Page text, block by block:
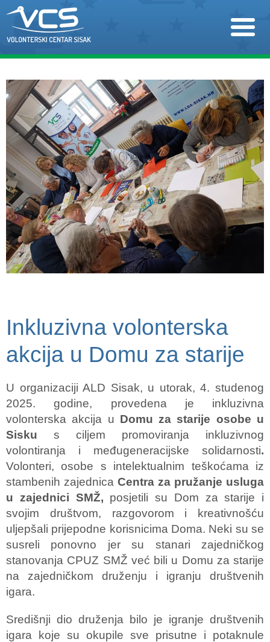
Inkluzivna volonterska
akcija u Domu za starije
U organizaciji ALD Sisak, u utorak, 4. studenog
2025. godine, provedena je inkluzivna
volonterska akcija u Domu za starije osobe u
Sisku s ciljem promoviranja inkluzivnog
volontiranja i međugeneracijske solidarnosti.
Volonteri, osobe s intelektualnim teškoćama iz
stambenih zajednica Centra za pružanje usluga
u zajednici SMŽ, posjetili su Dom za starije i
svojim društvom, razgovorom i kreativnošću
uljepšali prijepodne korisnicima Doma. Neki su se
susreli ponovno jer su stanari zajedničkog
stanovanja CPUZ SMŽ već bili u Domu za starije
na zajedničkom druženju i igranju društvenih
igara.
Središnji dio druženja bilo je igranje društvenih
igara koje su okupile sve prisutne i potaknule